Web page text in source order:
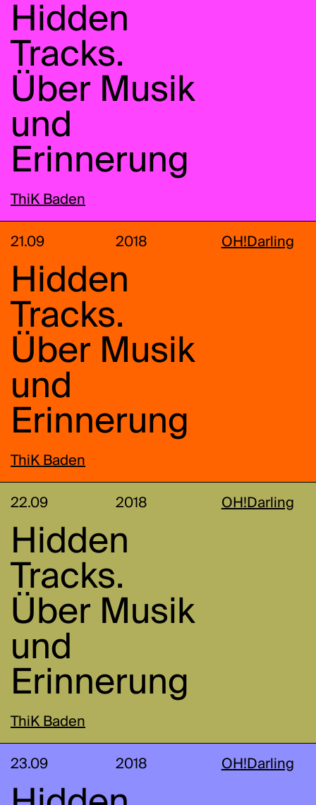
Hidden
Tracks.
Über Musik
und
Erinnerung
ThiK Baden
21.09 2018 OH!Darling
Hidden
Tracks.
Über Musik
und
Erinnerung
ThiK Baden
22.09 2018 OH!Darling
Hidden
Tracks.
Über Musik
und
Erinnerung
ThiK Baden
23.09 2018 OH!Darling